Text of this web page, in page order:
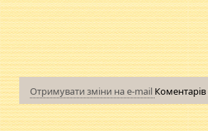
Отримувати зміни на e-mail Коментарів